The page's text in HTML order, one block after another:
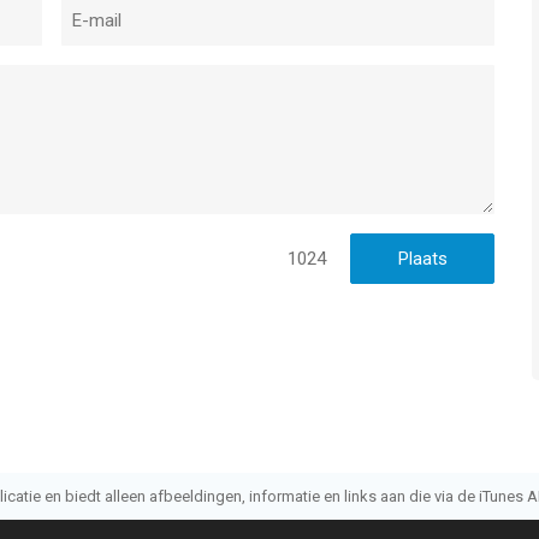
1024
en biedt alleen afbeeldingen, informatie en links aan die via de iTunes